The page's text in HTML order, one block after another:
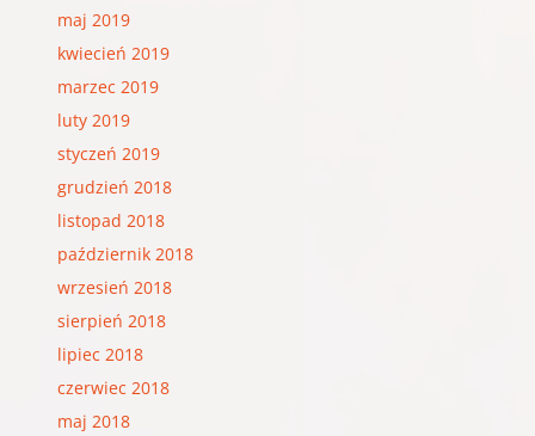
maj 2019
kwiecień 2019
marzec 2019
luty 2019
styczeń 2019
grudzień 2018
listopad 2018
październik 2018
wrzesień 2018
sierpień 2018
lipiec 2018
czerwiec 2018
maj 2018